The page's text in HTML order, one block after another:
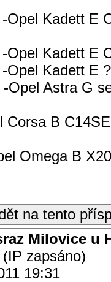
Opel Kadett E
Opel Kadett E
Opel Kadett E
Opel Astra G
Corsa B
Omega B
na tento
Milovice u
(IP zapsáno)
19:31